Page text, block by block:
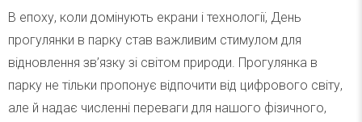
В епоху, коли домінують екрани і технології, День
прогулянки в парку став важливим стимулом для
відновлення зв’язку зі світом природи. Прогулянка в
парку не тільки пропонує відпочити від цифрового світу,
але й надає численні переваги для нашого фізичного,